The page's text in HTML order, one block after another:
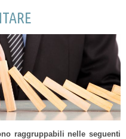
raggruppabili nelle seguenti